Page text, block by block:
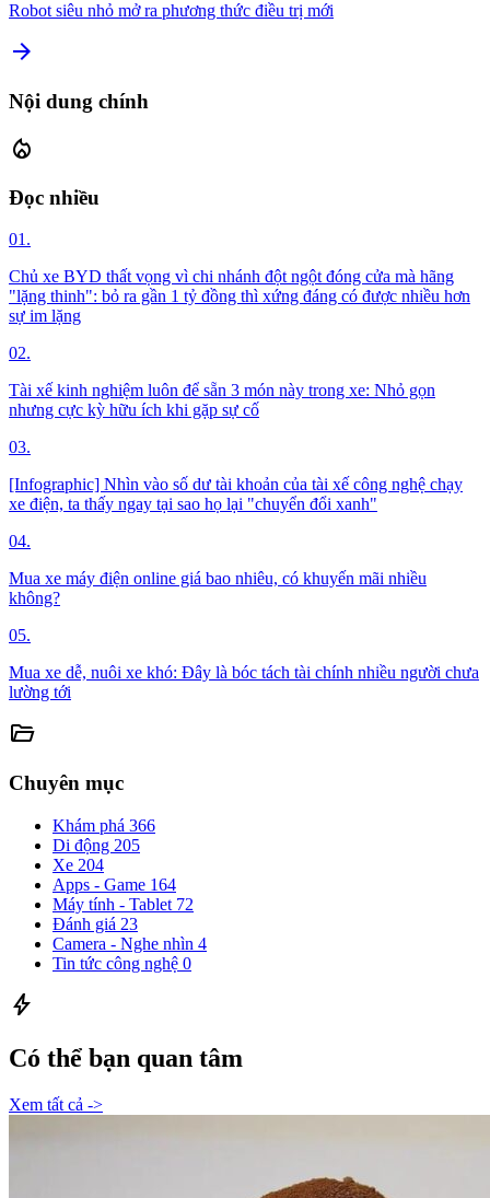
Robot siêu nhỏ mở ra phương thức điều trị mới
arrow_forward
Nội dung chính
local_fire_department
Đọc nhiều
01.
Chủ xe BYD thất vọng vì chi nhánh đột ngột đóng cửa mà hãng
"lặng thinh": bỏ ra gần 1 tỷ đồng thì xứng đáng có được nhiều hơn
sự im lặng
02.
Tài xế kinh nghiệm luôn để sẵn 3 món này trong xe: Nhỏ gọn
nhưng cực kỳ hữu ích khi gặp sự cố
03.
[Infographic] Nhìn vào số dư tài khoản của tài xế công nghệ chạy
xe điện, ta thấy ngay tại sao họ lại "chuyển đổi xanh"
04.
Mua xe máy điện online giá bao nhiêu, có khuyến mãi nhiều
không?
05.
Mua xe dễ, nuôi xe khó: Đây là bóc tách tài chính nhiều người chưa
lường tới
folder_open
Chuyên mục
Khám phá 366
Di động 205
Xe 204
Apps - Game 164
Máy tính - Tablet 72
Đánh giá 23
Camera - Nghe nhìn 4
Tin tức công nghệ 0
bolt
Có thể bạn quan tâm
Xem tất cả ->